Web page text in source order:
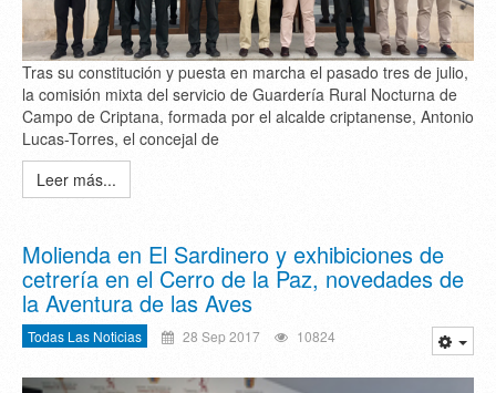
Tras su constitución y puesta en marcha el pasado tres de julio,
la comisión mixta del servicio de Guardería Rural Nocturna de
Campo de Criptana, formada por el alcalde criptanense, Antonio
Lucas-Torres, el concejal de
Leer más...
Molienda en El Sardinero y exhibiciones de
cetrería en el Cerro de la Paz, novedades de
la Aventura de las Aves
Todas Las Noticias 28 Sep 2017 10824